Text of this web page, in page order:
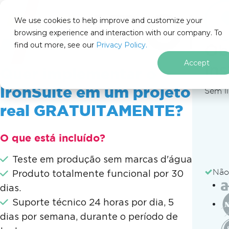
We use cookies to help improve and customize your
browsing experience and interaction with our company. To
find out more, see our Privacy Policy.
Accept
IRONSOFTWARE
PRODUTOS
EMPRESA
205 N. Michigan Ave. Chicago, IL 60601, USA
CONTATE-NOS
Recursos do IronPDF Ferramentas gratuitas
IronSuite em um projeto
real GRATUITAMENTE?
O que está incluído?
Teste em produção sem marcas d'água
Produto totalmente funcional por 30
dias.
Suporte técnico 24 horas por dia, 5
dias por semana, durante o período de
Sem